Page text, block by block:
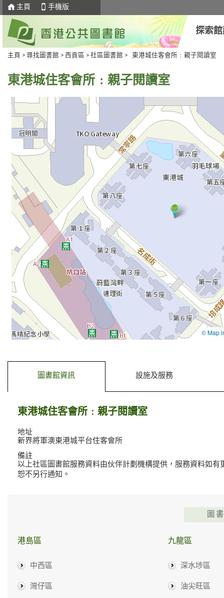
主頁 手機版
探索
主頁 > 尋找圖書館 > 西貢區 > 社區圖書館 > 東港城住客會所﹕親子閱讀室
東港城住客會所﹕親子閱讀室
圖書館資訊
去標籤內容
去前一個標籤
設施及服務
東港城住客會所﹕親子閱讀室
地址
新界將軍澳東港城平台住客會所
備註
以上社區圖書館服務資料由伙伴計劃機構提供，服務資料如有
恕不另行通知。
下
個
籤
to
select
tab
圖
港島區
中西區
灣仔區
九龍區
深水埗區
油尖旺區